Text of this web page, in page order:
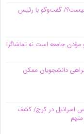
چیست؟/ گفت‌وگو با رئیس
جامعه است نه تماشاگر!
دانشجویان ممکن
اسرائیل در کرج/‌ کشف